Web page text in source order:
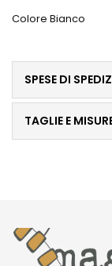
Colore Bianco
SPESE DI
TAGLIE E